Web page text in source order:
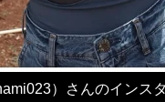
）さんのインス